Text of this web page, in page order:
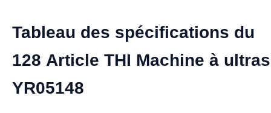
Tableau des spécifications du
128 Article THI Machine à
YR05148